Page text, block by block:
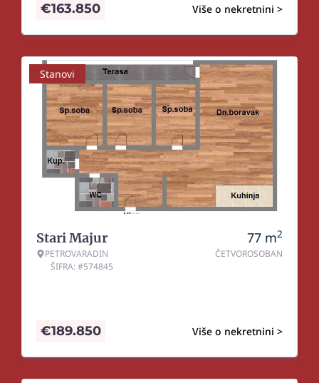
Više o nekretnini >
€163.850
Stanovi
Stari Majur
PETROVARADIN
ŠIFRA: #574845
77 m2
ČETVOROSOBAN
Više o nekretnini >
€189.850